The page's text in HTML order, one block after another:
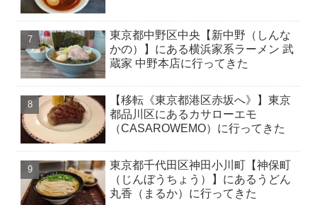
東京都中野区中央【新中野（しんな
かの）】にある横浜家系ラーメン 武
蔵家 中野本店に行ってきた
【移転《東京都港区赤坂へ》】東京
都品川区にあるカサローエモ
（CASAROWEMO）に行ってきた
東京都千代田区神田小川町【神保町
（じんぼうちょう）】にあるうどん
丸香（まるか）に行ってきた